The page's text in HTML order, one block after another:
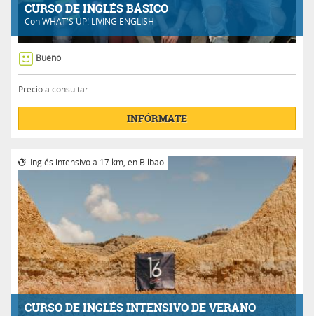
CURSO DE INGLÉS BÁSICO
ConWHAT'S UP! LIVING ENGLISH
Bueno
Precio a consultar
INFÓRMATE
CURSO DE INGLÉS INTENSIVO DE VERANO
Inglés intensivo a 17 km, en Bilbao